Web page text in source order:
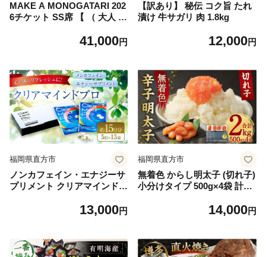
MAKE A MONOGATARI 202
6チケット SS席 【 （ 大人 ）
ングルチケット 】 花火大会
ナビライブ 九州最大級 体験
41,000円
【訳あり】 秘伝 コク旨 たれ
漬け 牛サガリ 肉 1.8kg
12,000円
福岡県直方市
ノンカフェイン・エナジーサ
プリメント クリアマインドプ
13,000円
福岡県直方市
無着色 からし明太子 (切れ子)
小分けタイプ 500g×4袋 計2k
14,000円